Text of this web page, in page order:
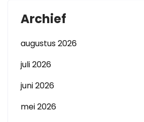
Archief
augustus 2026
juli 2026
juni 2026
mei 2026